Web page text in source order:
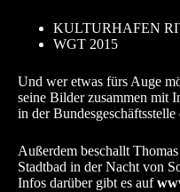
KULTURHAFEN
WGT 2015
Und wer etwas fürs Auge
seine Bilder zusammen mit
in der Bundesgeschäftsstelle
Außerdem beschallt
Stadtbad in der Nacht von
Infos darüber gibt es auf